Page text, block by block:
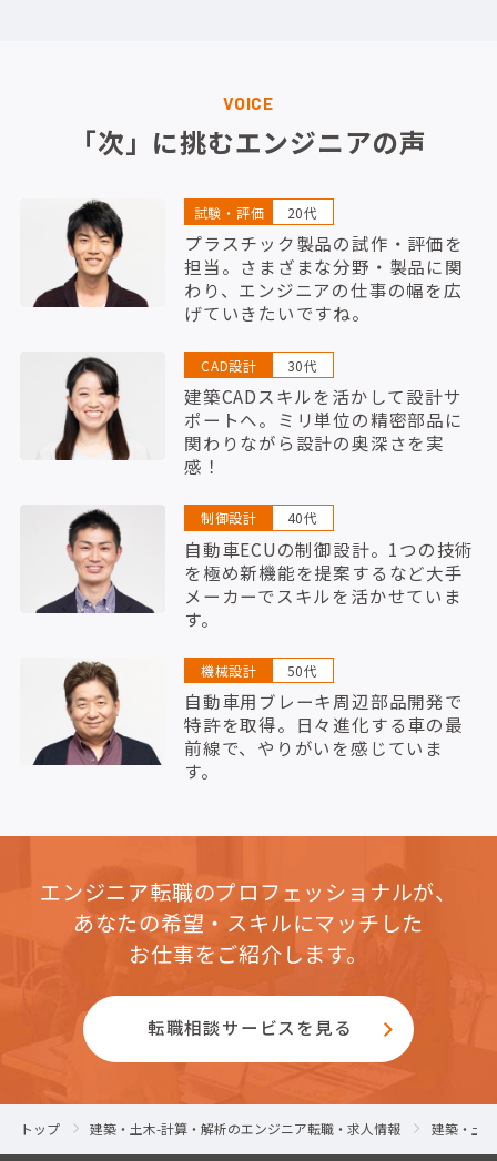
VOICE
「次」に挑むエンジニアの声
試験・評価 20代
プラスチック製品の試作・評価を
担当。さまざまな分野・製品に関
わり、エンジニアの仕事の幅を広
げていきたいですね。
CAD設計 30代
建築CADスキルを活かして設計サ
ポートへ。ミリ単位の精密部品に
関わりながら設計の奥深さを実
感！
制御設計 40代
自動車ECUの制御設計。1つの技術
を極め新機能を提案するなど大手
メーカーでスキルを活かせていま
す。
機械設計 50代
自動車用ブレーキ周辺部品開発で
特許を取得。日々進化する車の最
前線で、やりがいを感じていま
す。
エンジニア転職のプロフェッショナルが、
あなたの希望・スキルにマッチした
お仕事をご紹介します。
転職相談サービスを見る
トップ 建築・土木-計算・解析のエンジニア転職・求人情報 建築・土